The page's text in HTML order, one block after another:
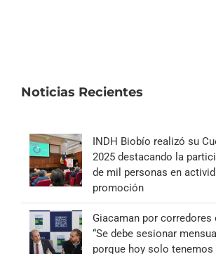
Noticias Recientes
INDH Biobío realizó su
2025 destacando la
de mil personas en
promoción
Giacaman por corredores
“Se debe sesionar
porque hoy solo tenemos